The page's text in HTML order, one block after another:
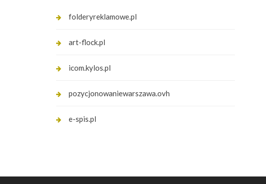
folderyreklamowe.pl
art-flock.pl
icom.kylos.pl
pozycjonowaniewarszawa.ovh
e-spis.pl